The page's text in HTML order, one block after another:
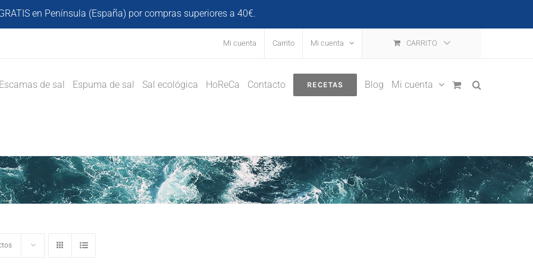
en Península (España) por compras superiores a 40€.
Mi cuenta Carrito Mi cuenta CARRITO
Escamas de sal Espuma de sal Sal ecológica HoReCa Contacto RECETAS Blog Mi cuenta